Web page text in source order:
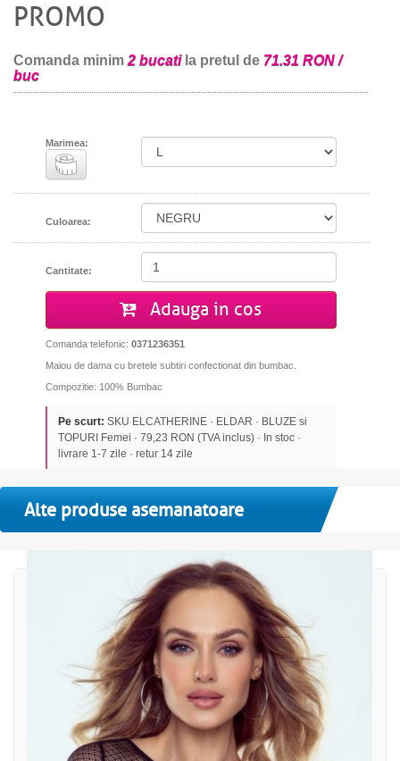
PROMO
Comanda minim 2 bucatila pretul de 71.31 RON /
buc
Marimea:
Culoarea:
Cantitate:
Adauga in cos
Comanda telefonic: 0371236351
Maiou de dama cu bretele subtiri confectionat din bumbac.
Compozitie: 100% Bumbac
Pe scurt: SKU ELCATHERINE · ELDAR · BLUZE si
TOPURI Femei · 79,23 RON (TVA inclus) · In stoc ·
livrare 1-7 zile · retur 14 zile
Alte produse asemanatoare